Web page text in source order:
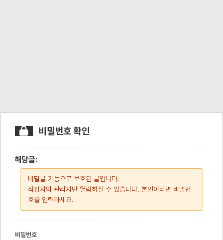
비밀번호 확인
해당글:
비밀글 기능으로 보호된 글입니다.
작성자와 관리자만 열람하실 수 있습니다. 본인이라면 비밀번
호를 입력하세요.
비밀번호